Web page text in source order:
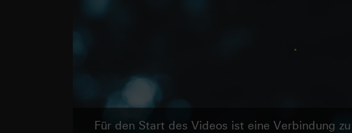
Für den Start des Videos ist eine Verbindung